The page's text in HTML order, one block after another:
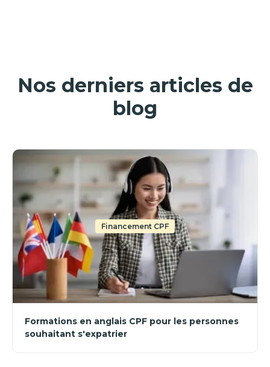
Nos derniers articles de
blog
Financement CPF
Formations en anglais CPF pour les personnes
souhaitant s'expatrier